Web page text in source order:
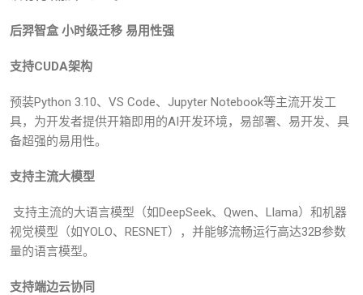
后羿智盒 小时级迁移 易用性强
支持CUDA架构
预装Python 3.10、VS Code、Jupyter Notebook等主流开发工
具，为开发者提供开箱即用的AI开发环境，易部署、易开发、具
备超强的易用性。
支持主流大模型
支持主流的大语言模型（如DeepSeek、Qwen、Llama）和机器
视觉模型（如YOLO、RESNET），并能够流畅运行高达32B参数
量的语言模型。
支持端边云协同